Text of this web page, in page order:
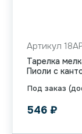
Под заказ
Артикул
Тарелка
Пиоли с
546 ₽